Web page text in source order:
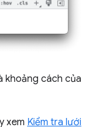
khoảng cách của
xem Kiểm tra lưới